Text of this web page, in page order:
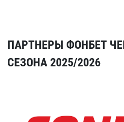
ПАРТНЕРЫ ФОНБЕТ
СЕЗОНА 2025/2026